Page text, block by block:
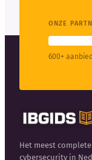
ONZE
600+
Het meest
cybersecurity in